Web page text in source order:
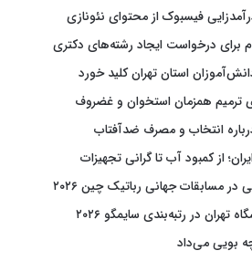
فیسبوک از محتوای نئونازی
برای درخواست ایجاد رشته‌های دکتری
ترمیم همزمان استخوان و غضروف
انتخاب و مصرف ضدآفتاب
از کمبود آب تا گرانی تجهیزات
در مسابقات جهانی رباتیک چین ۲۰۲۶
در رتبه‌بندی سایمگو ۲۰۲۶